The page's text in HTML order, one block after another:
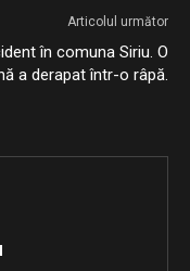
Articolul următor
în comuna Siriu. O
a derapat într-o râpă.